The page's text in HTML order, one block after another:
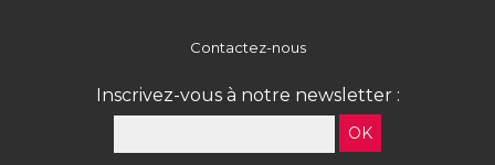
Contactez-nous
Inscrivez-vous à notre newsletter :
OK